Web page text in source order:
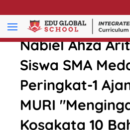
Nabiel Ahza
Siswa SMA
Peringkat-1
MURI
Kosakata 10